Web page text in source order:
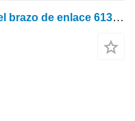
John Deere Yugo de soporte del brazo de enlace 6135r, 6300, 6400, 6510, 6610 L116300 para tractor de ruedas